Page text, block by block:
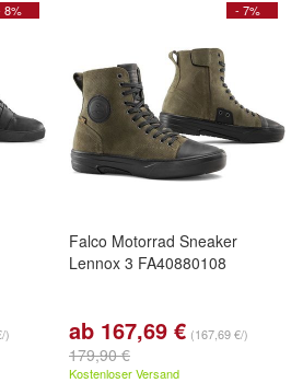
8%
)
- 7%
Falco Motorrad Sneaker
Lennox 3 FA40880108
ab 167,69 € (167,69 €/)
179,90 €
Kostenloser Versand